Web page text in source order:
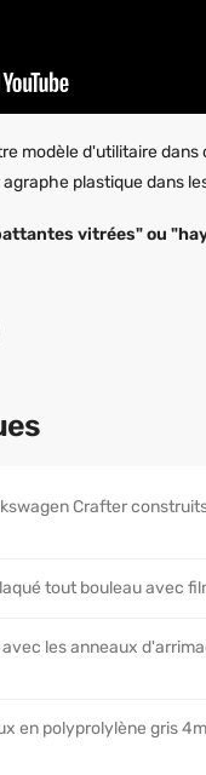
modèle d'utilitaire
agraphe plastique dans
vitrées" ou
Crafter
tout bouleau avec
les anneaux
en polyprolylène gris